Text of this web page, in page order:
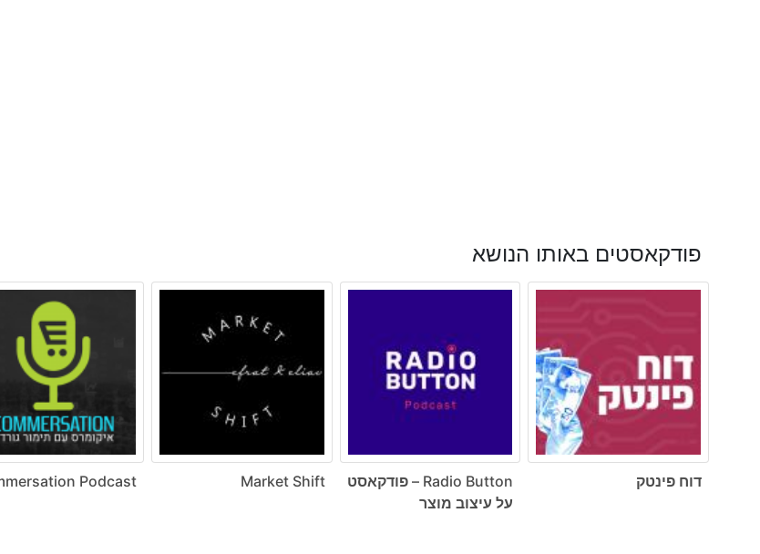
פודקאסטים באותו הנושא
דוח פינטק
Radio Button – פודקאסט
על עיצוב מוצר
Market Shift
Podcast